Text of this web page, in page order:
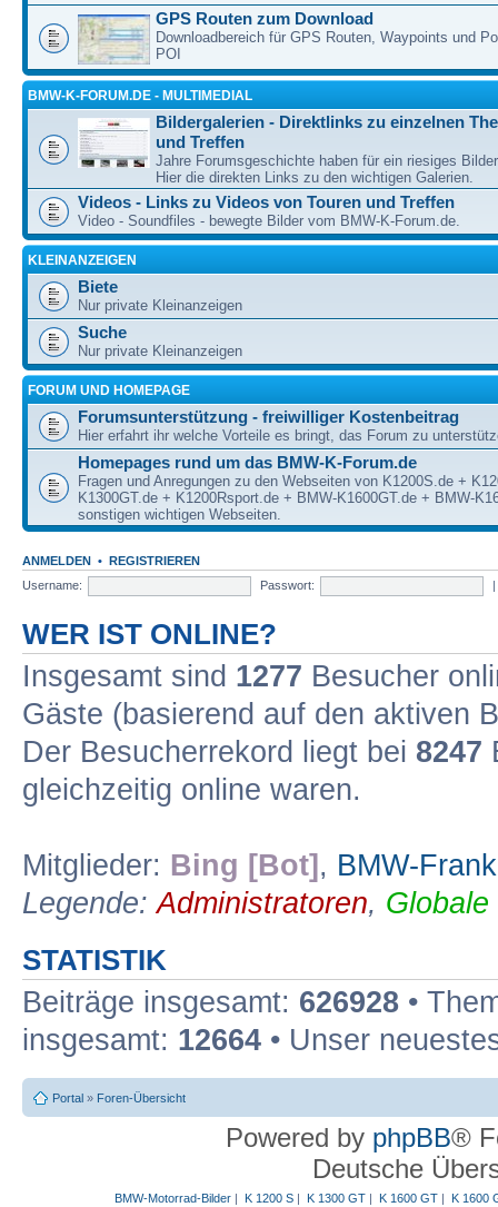
GPS Routen zum Download
Downloadbereich für GPS Routen, Waypoints und
POI
BMW-K-FORUM.DE - MULTIMEDIAL
Bildergalerien - Direktlinks zu einzelnen
und Treffen
Jahre Forumsgeschichte haben für ein riesiges
Hier die direkten Links zu den wichtigen Galerien.
Videos - Links zu Videos von Touren und Treffen
Video - Soundfiles - bewegte Bilder vom BMW-K-Forum.de.
KLEINANZEIGEN
Biete
Nur private Kleinanzeigen
Suche
Nur private Kleinanzeigen
FORUM UND HOMEPAGE
Forumsunterstützung - freiwilliger Kostenbeitrag
Hier erfahrt ihr welche Vorteile es bringt, das Forum zu
Homepages rund um das BMW-K-Forum.de
Fragen und Anregungen zu den Webseiten von K1200S.de +
K1300GT.de + K1200Rsport.de + BMW-K1600GT.de + BMW-
sonstigen wichtigen Webseiten.
ANMELDEN • REGISTRIEREN
Username:
Passwort: |
WER IST ONLINE?
Insgesamt sind 1277 Besucher
Gäste (basierend auf den aktiven
Der Besucherrekord liegt bei 8247
gleichzeitig online waren.
Mitglieder: Bing [Bot] , BMW-Frank
Legende:Administratoren,
STATISTIK
Beiträge insgesamt: 626928 •
insgesamt: 12664 • Unser
Portal » Foren-Übersicht
Powered by phpBB®
Deutsche
BMW-Motorrad-Bilder| K 1200 S| K 1300 GT| K 1600 GT| K 1600